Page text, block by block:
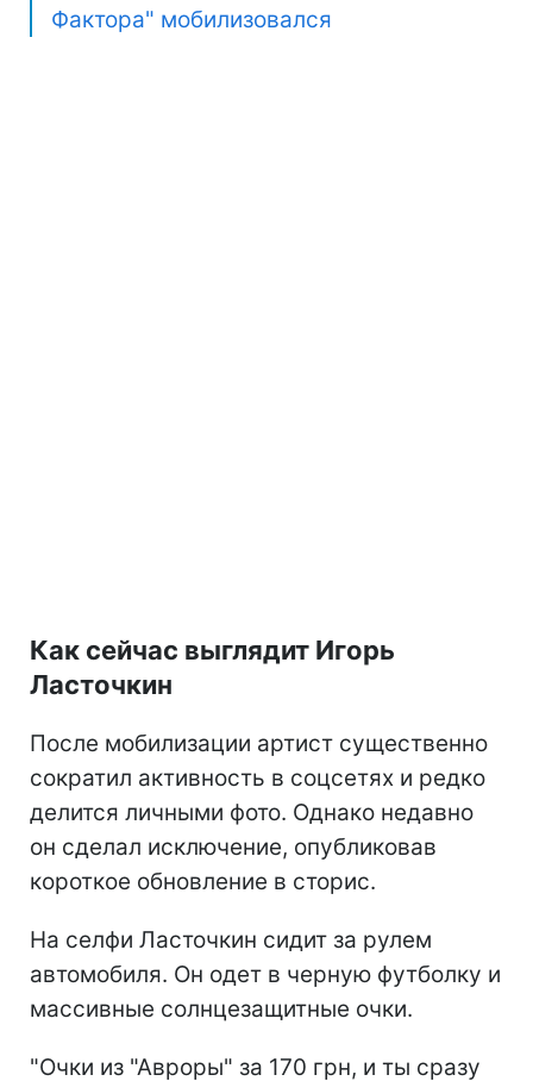
Фактора" мобилизовался
Как сейчас выглядит Игорь
Ласточкин
После мобилизации артист существенно
сократил активность в соцсетях и редко
делится личными фото. Однако недавно
он сделал исключение, опубликовав
короткое обновление в сторис.
На селфи Ласточкин сидит за рулем
автомобиля. Он одет в черную футболку и
массивные солнцезащитные очки.
"Очки из "Авроры" за 170 грн, и ты сразу